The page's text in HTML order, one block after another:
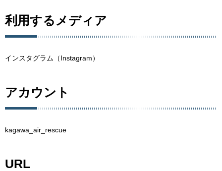
利用するメディア
インスタグラム（Instagram）
アカウント
kagawa_air_rescue
URL